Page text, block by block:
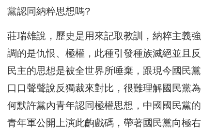
黨認同納粹思想嗎?
莊瑞雄說，歷史是用來記取教訓，納粹主義強
調的是仇恨、極權，此種引發種族滅絕並且反
民主的思想是被全世界所唾棄，跟現今國民黨
口口聲聲說反獨裁來對比，很難理解國民黨為
何默許黨內青年認同極權思想，中國國民黨的
青年軍公開上演此齣戲碼，帶著國民黨向極右